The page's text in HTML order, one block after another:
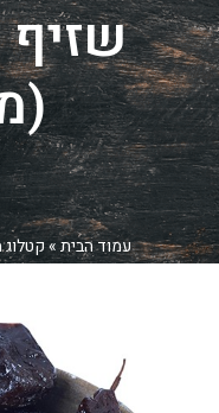
שזיף
עמוד הבית»קטלוג